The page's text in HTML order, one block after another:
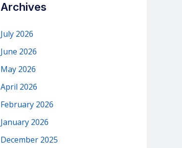
Archives
July 2026
June 2026
May 2026
April 2026
February 2026
January 2026
December 2025